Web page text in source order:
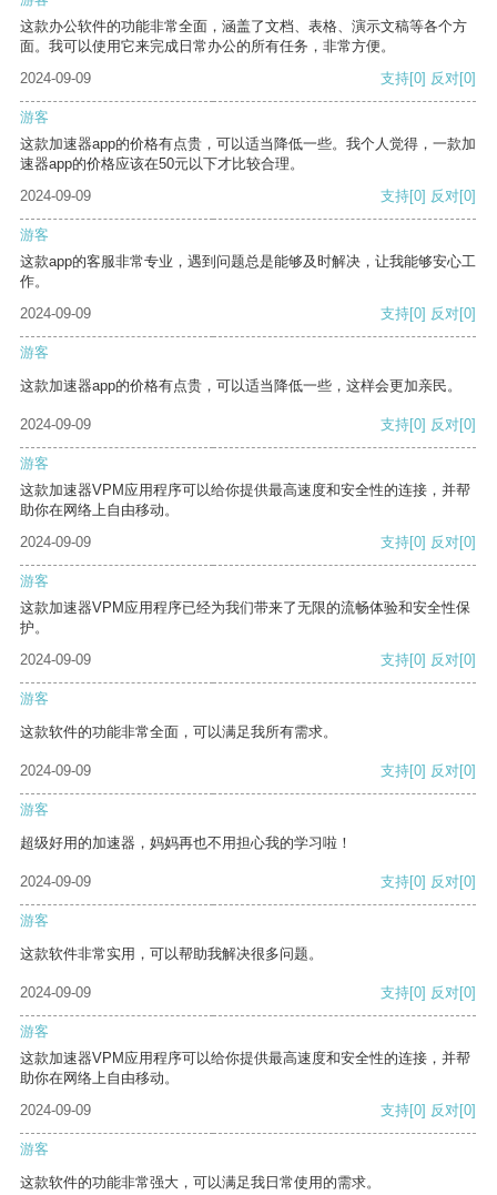
这款办公软件的功能非常全面，涵盖了文档、表格、演示文稿等各个方
面。我可以使用它来完成日常办公的所有任务，非常方便。
2024-09-09
支持[0] 反对[0]
游客
这款加速器app的价格有点贵，可以适当降低一些。我个人觉得，一款加
速器app的价格应该在50元以下才比较合理。
2024-09-09
支持[0] 反对[0]
游客
这款app的客服非常专业，遇到问题总是能够及时解决，让我能够安心工
作。
2024-09-09
支持[0] 反对[0]
游客
这款加速器app的价格有点贵，可以适当降低一些，这样会更加亲民。
2024-09-09 支持[0] 反对[0]
游客
这款加速器VPM应用程序可以给你提供最高速度和安全性的连接，并帮
助你在网络上自由移动。
2024-09-09
支持[0] 反对[0]
游客
这款加速器VPM应用程序已经为我们带来了无限的流畅体验和安全性保
护。
2024-09-09
支持[0] 反对[0]
游客
这款软件的功能非常全面，可以满足我所有需求。
2024-09-09 支持[0] 反对[0]
游客
超级好用的加速器，妈妈再也不用担心我的学习啦！
2024-09-09 支持[0] 反对[0]
游客
这款软件非常实用，可以帮助我解决很多问题。
2024-09-09 支持[0] 反对[0]
游客
这款加速器VPM应用程序可以给你提供最高速度和安全性的连接，并帮
助你在网络上自由移动。
2024-09-09
支持[0] 反对[0]
游客
这款软件的功能非常强大，可以满足我日常使用的需求。